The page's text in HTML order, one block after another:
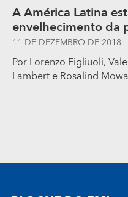
A América Latina
envelhecimento da
11 DE DEZEMBRO DE 2018
PorLorenzo Figliuoli,
LamberteRosalind